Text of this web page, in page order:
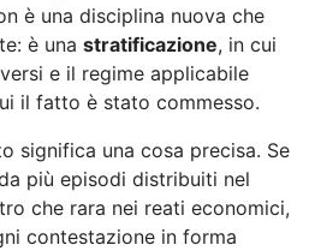
è una disciplina nuova che
è una stratificazione, in cui
e il regime applicabile
il fatto è stato commesso.
significa una cosa precisa. Se
più episodi distribuiti nel
che rara nei reati economici,
contestazione in forma